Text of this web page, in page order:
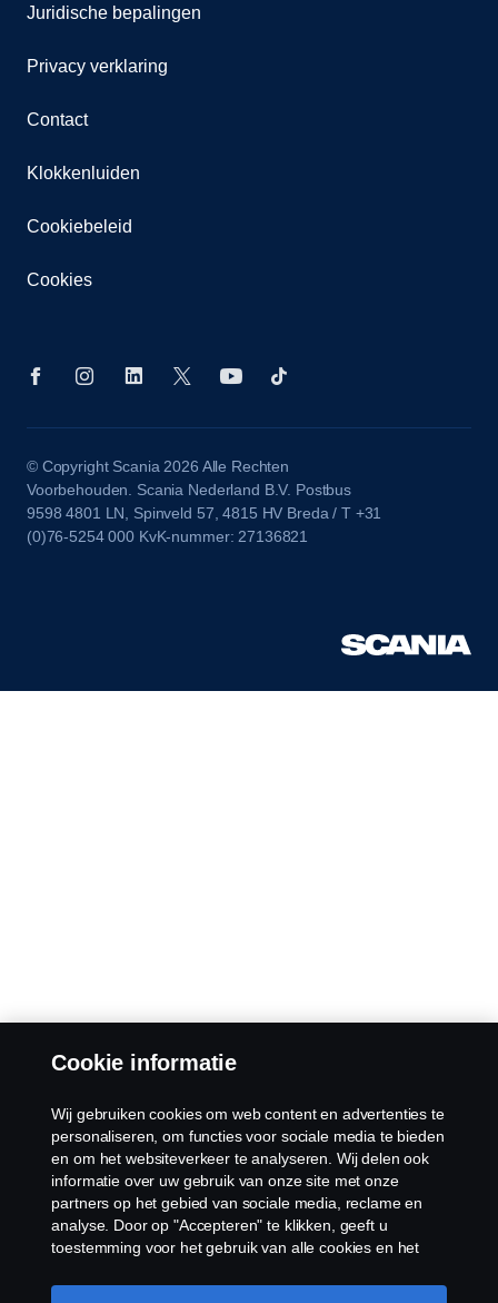
Juridische bepalingen
Privacy verklaring
Contact
Klokkenluiden
Cookiebeleid
Cookies
© Copyright Scania 2026 Alle Rechten
Voorbehouden. Scania Nederland B.V. Postbus
9598 4801 LN, Spinveld 57, 4815 HV Breda / T +31
(0)76-5254 000 KvK-nummer: 27136821
Cookie informatie
Wij gebruiken cookies om web content en advertenties te
personaliseren, om functies voor sociale media te bieden
en om het websiteverkeer te analyseren. Wij delen ook
informatie over uw gebruik van onze site met onze
partners op het gebied van sociale media, reclame en
analyse. Door op "Accepteren" te klikken, geeft u
toestemming voor het gebruik van alle cookies en het
door op "Cookie Instellingen" te klikken en de